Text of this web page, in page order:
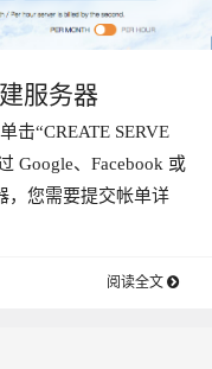
服务器
击“CREATE SERVE
Google、Facebook 或
，您需要提交帐单详
阅读全文